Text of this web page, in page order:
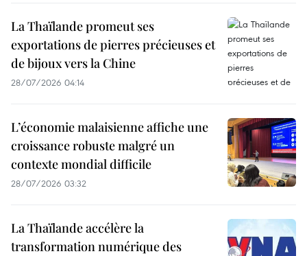
La Thaïlande promeut ses
exportations de pierres précieuses et
de bijoux vers la Chine
28/07/2026 04:14
L’économie malaisienne affiche une
croissance robuste malgré un
contexte mondial difficile
28/07/2026 03:32
La Thaïlande accélère la
transformation numérique des